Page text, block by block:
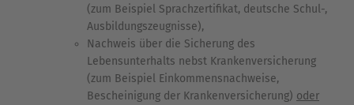
(zum Beispiel Sprachzertifikat, deutsche Schul-,
Ausbildungszeugnisse),
Nachweis über die Sicherung des
Lebensunterhalts nebst Krankenversicherung
(zum Beispiel Einkommensnachweise,
Bescheinigung der Krankenversicherung) oder